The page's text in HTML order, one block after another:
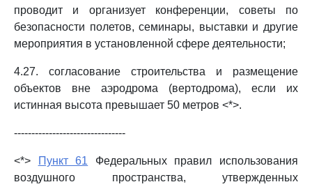
проводит и организует конференции, советы по
безопасности полетов, семинары, выставки и другие
мероприятия в установленной сфере деятельности;
4.27. согласование строительства и размещение
объектов вне аэродрома (вертодрома), если их
истинная высота превышает 50 метров <*>.
--------------------------------
<*> Пункт 61 Федеральных правил использования
воздушного пространства, утвержденных